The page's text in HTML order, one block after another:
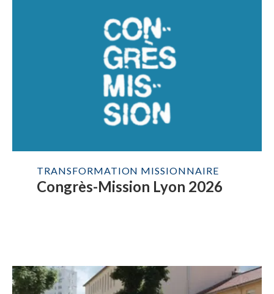
TRANSFORMATION MISSIONNAIRE
Congrès-Mission Lyon 2026